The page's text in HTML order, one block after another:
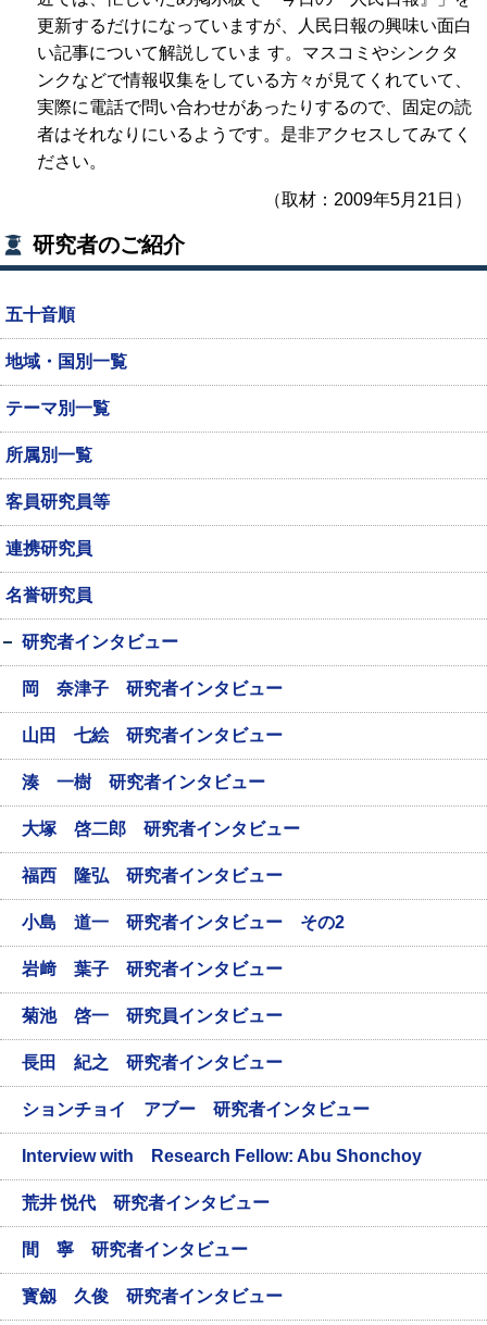
更新するだけになっていますが、人民日報の興味い面白
い記事について解説していま す。マスコミやシンクタ
ンクなどで情報収集をしている方々が見てくれていて、
実際に電話で問い合わせがあったりするので、固定の読
者はそれなりにいるようです。是非アクセスしてみてく
ださい。
（取材：2009年5月21日）
研究者のご紹介
五十音順
地域・国別一覧
テーマ別一覧
所属別一覧
客員研究員等
連携研究員
名誉研究員
研究者インタビュー
岡 奈津子 研究者インタビュー
山田 七絵 研究者インタビュー
湊 一樹 研究者インタビュー
大塚 啓二郎 研究者インタビュー
福西 隆弘 研究者インタビュー
小島 道一 研究者インタビュー その2
岩﨑 葉子 研究者インタビュー
菊池 啓一 研究員インタビュー
長田 紀之 研究者インタビュー
ションチョイ アブー 研究者インタビュー
Interview with Research Fellow: Abu Shonchoy
荒井 悦代 研究者インタビュー
間 寧 研究者インタビュー
寳劔 久俊 研究者インタビュー